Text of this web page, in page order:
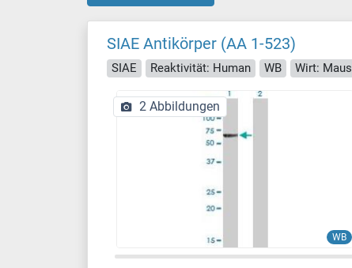
SIAE Antikörper (AA 1-523)
SIAE Reaktivität: Human WB Wirt: Maus
WB
2 Abbildungen